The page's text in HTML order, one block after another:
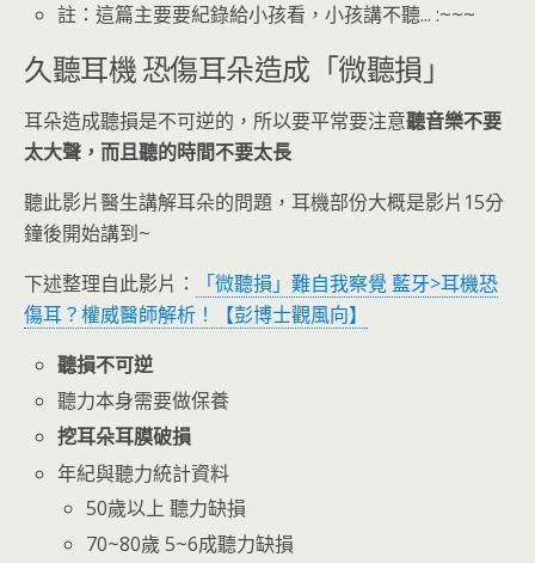
註：這篇主要要紀錄給小孩看，小孩講不聽... :~~~
久聽耳機 恐傷耳朵造成「微聽損」
耳朵造成聽損是不可逆的，所以要平常要注意聽音樂不要
太大聲，而且聽的時間不要太長
聽此影片醫生講解耳朵的問題，耳機部份大概是影片15分
鐘後開始講到~
下述整理自此影片：
「微聽損」難自我察覺 藍牙>耳機恐
傷耳？權威醫師解析！【彭博士觀風向】
聽損不可逆
聽力本身需要做保養
挖耳朵耳膜破損
年紀與聽力統計資料
50歲以上 聽力缺損
70~80歲 5~6成聽力缺損